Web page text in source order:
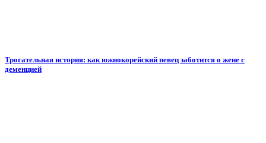
Трогательная история: как южнокорейский певец заботится о жене с
деменцией